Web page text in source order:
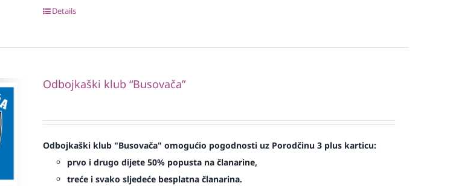
Details
Odbojkaški klub “Busovača”
Odbojkaški klub "Busovača" omogućio pogodnosti uz Porodčinu 3 plus karticu:
prvo i drugo dijete 50% popusta na članarine,
treće i svako sljedeće besplatna članarina.